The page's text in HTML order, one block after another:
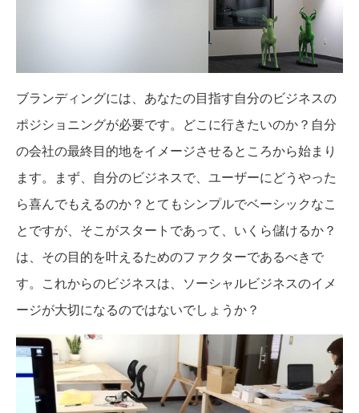
ブランディングには、あなたの目指す自分のビジネスの
ポジショニングが必要です。どこに行きたいのか？自分
の会社の最終目的地をイメージさせるところから始まり
ます。まず、自分のビジネスで、ユーザーにどうやった
ら喜んでもえるのか？とてもシンプルでベーシックなこ
とですが、そこがスタートであって、いくら儲けるか？
は、その目的を叶えるためのファクターであるべきで
す。これからのビジネスは、ソーシャルビジネスのイメ
ージが大切になるのではないでしょうか？